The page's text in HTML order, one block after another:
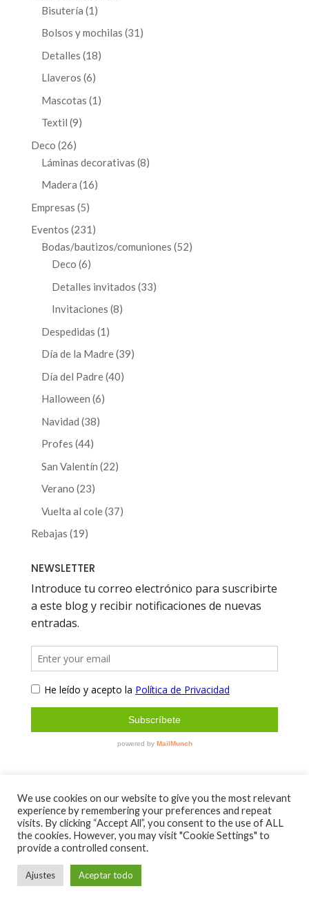
Bisutería 1 1
producto
Bolsos y mochilas 31 31
Detalles 1818
Llaveros 66
productos
Mascotas 1 1
Textil 99
Deco 2626
productos
Láminas decorativas 88
Madera 1616
Empresas 55
productos
Eventos 231 231
productos
Bodas/bautizos/comuniones 5252
Deco 66
productos
Detalles invitados 3333
Invitaciones 88
Despedidas 1 1
producto
Día de la Madre 3939
Día del Padre 4040
Halloween 66
Navidad 3838
Profes 4444
productos
San Valentín 2222
Verano 2323
productos
Vuelta al cole 3737
Rebajas 1919
NEWSLETTER
Sobre mí
Contacto
Aviso Legal y Política de Privacidad
Condiciones de venta
© MAGICA DISSENY 2022
We use cookies on our website to give you the most relevant
experience by remembering your preferences and repeat
visits. By clicking “Accept All”, you consent to the use of ALL
the cookies. However, you may visit "Cookie Settings" to
provide a controlled consent.
Ajustes Aceptar todo